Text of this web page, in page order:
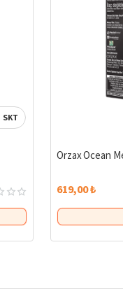
SKT
Orzax Ocean
619,00 ₺